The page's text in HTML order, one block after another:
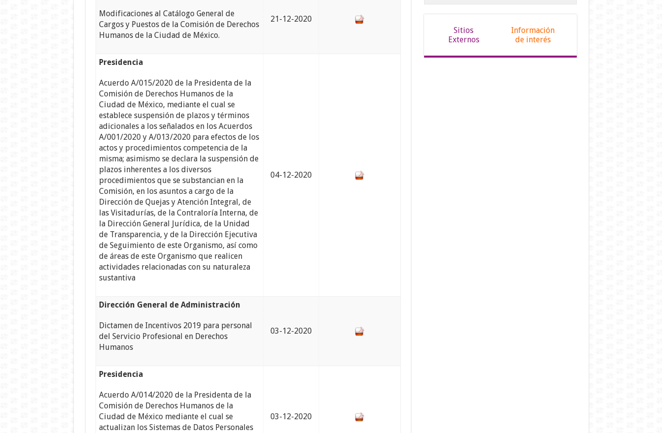
Modificaciones al Catálogo General de
Cargos y Puestos de la Comisión de Derechos
Humanos de la Ciudad de México.
21-12-2020
Presidencia
Acuerdo A/015/2020 de la Presidenta de la
Comisión de Derechos Humanos de la
Ciudad de México, mediante el cual se
establece suspensión de plazos y términos
adicionales a los señalados en los Acuerdos
A/001/2020 y A/013/2020 para efectos de los
actos y procedimientos competencia de la
misma; asimismo se declara la suspensión de
plazos inherentes a los diversos
procedimientos que se substancian en la
Comisión, en los asuntos a cargo de la
Dirección de Quejas y Atención Integral, de
las Visitadurías, de la Contraloría Interna, de
la Dirección General Jurídica, de la Unidad
de Transparencia, y de la Dirección Ejecutiva
de Seguimiento de este Organismo, así como
de áreas de este Organismo que realicen
actividades relacionadas con su naturaleza
sustantiva
04-12-2020
Dirección General de Administración
Dictamen de Incentivos 2019 para personal
del Servicio Profesional en Derechos
Humanos
03-12-2020
Presidencia
Acuerdo A/014/2020 de la Presidenta de la
Comisión de Derechos Humanos de la
Ciudad de México mediante el cual se
actualizan los Sistemas de Datos Personales
03-12-2020
Sitios
Externos
Información
de interés